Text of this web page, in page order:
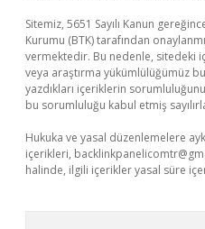
Sitemiz, 5651 Sayılı Kanun
Kurumu (BTK) tarafından
vermektedir. Bu nedenle, sitedeki
veya araştırma yükümlülüğümüz
yazdıkları içeriklerin
bu sorumluluğu kabul etmiş
Hukuka ve yasal düzenlemelere
içerikleri,
halinde, ilgili içerikler yasal süre